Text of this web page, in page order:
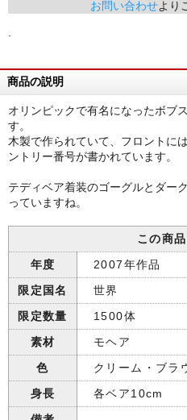
お問い合わせより
商品の説明
オリンピックで有名になったボブ
す。
木製で作られていて、フロントに
ントリー番号が書かれています。
テディベア着装のゴーグルとダー
っていますね。
この商
年度
2007年作品
限定国名
世界
限定数量
1500体
素材
モヘア
色
クリーム・ブラ
身長
各ベア10cm